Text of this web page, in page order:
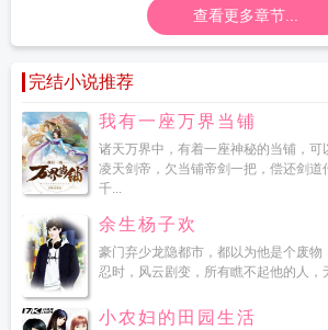
查看更多章节...
完结小说推荐
我有一座万界当铺
诸天万界中，有着一座神秘的当铺，可
凌天剑帝，欠当铺帝剑一把，偿还剑道
千...
余生杨子欢
豪门弃少龙隐都市，都以为他是个废
忍时，风云剧变，所有瞧不起他的人，
小农妇的田园生活